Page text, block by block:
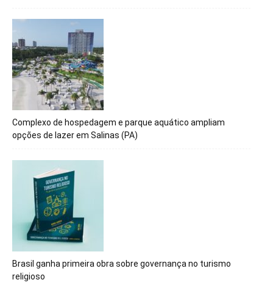
Complexo de hospedagem e parque aquático ampliam
opções de lazer em Salinas (PA)
Brasil ganha primeira obra sobre governança no turismo
religioso